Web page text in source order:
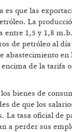
que las
La
1,5 y 1,8
de petróleo al
de la tarifa
bienes de
de que los
tasa oficial de
a perder sus